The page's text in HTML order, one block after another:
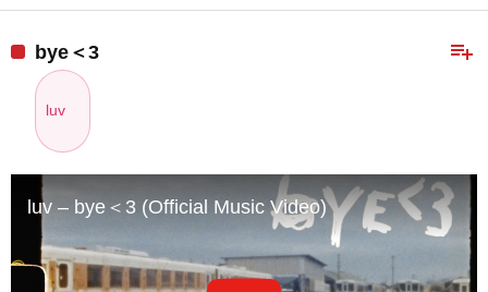
playlist_add
bye＜3
luv
luv – bye＜3 (Official Music Video)